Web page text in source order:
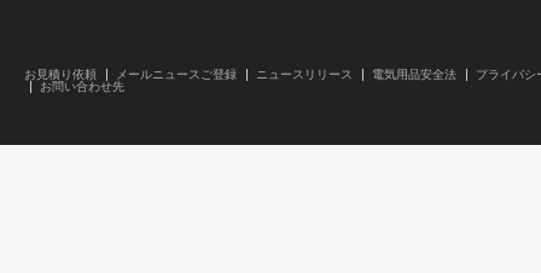
お見積り依頼 メールニュースご登録 ニュースリリース 電気用品安全法
プライバシ
お問い合わせ先